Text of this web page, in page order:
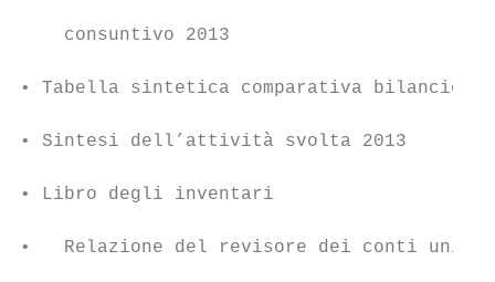
    consuntivo 2013
• Tabella sintetica comparativa bilancio
• Sintesi dell’attività svolta 2013
• Libro degli inventari
•   Relazione del revisore dei conti unico